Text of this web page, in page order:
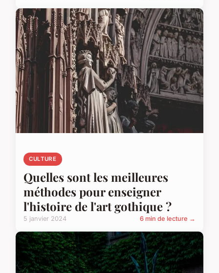
CULTURE
Quelles sont les meilleures
méthodes pour enseigner
l'histoire de l'art gothique ?
5 janvier 2024 6 min de lecture →